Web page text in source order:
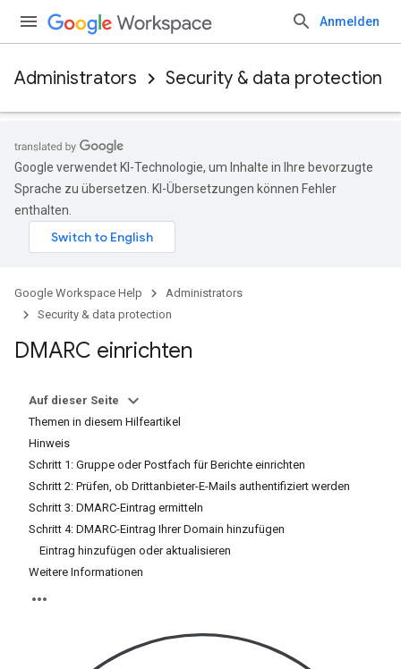
Anmelden
Administrators Security & data protection
Google verwendet KI-Technologie, um Inhalte in Ihre bevorzugte
Sprache zu übersetzen. KI-Übersetzungen können Fehler
enthalten.
Google Workspace Help
Administrators
Security & data protection
DMARC einrichten
Auf dieser Seite
Themen in diesem Hilfeartikel
Hinweis
Schritt 1: Gruppe oder Postfach für Berichte einrichten
Schritt 2: Prüfen, ob Drittanbieter-E-Mails authentifiziert werden
Schritt 3: DMARC-Eintrag ermitteln
Schritt 4: DMARC-Eintrag Ihrer Domain hinzufügen
Eintrag hinzufügen oder aktualisieren
Weitere Informationen